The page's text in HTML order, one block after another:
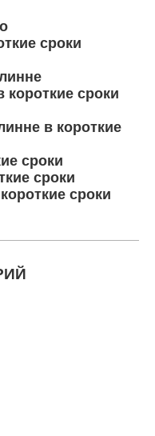
сроки
сроки
в короткие
сроки
сроки
сроки